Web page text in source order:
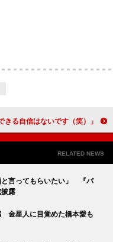
「うまくできる自信はないです（笑）」芸達者でない役に安心 松坂桃李（北村藤吉）【わろてんか インタビュー】
RELATED NEWS
と言ってもらいたい」 『パ
露
金星人に目覚めた橋本愛も